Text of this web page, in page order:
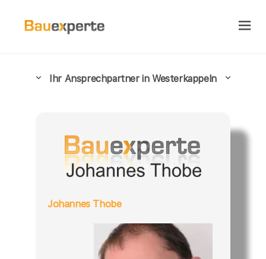
Ihr Ansprechpartner in Westerkappeln
Johannes Thobe